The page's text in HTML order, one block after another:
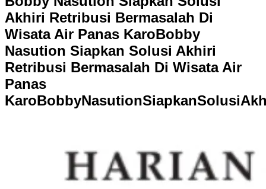
Akhiri Retribusi Bermasalah Di
Wisata Air Panas KaroBobby
Nasution Siapkan Solusi Akhiri
Retribusi Bermasalah Di Wisata Air
Panas
KaroBobbyNasutionSiapkanSolusiAk